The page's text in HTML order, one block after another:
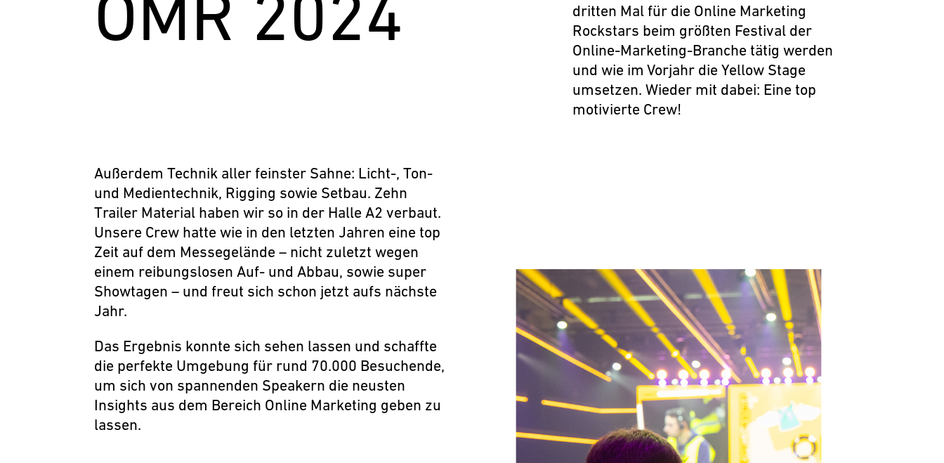
dritten Mal für die Online Marketing
Rockstars beim größten Festival der
Online-Marketing-Branche tätig werden
und wie im Vorjahr die Yellow Stage
umsetzen. Wieder mit dabei: Eine top
motivierte Crew!
Außerdem Technik aller feinster Sahne: Licht-, Ton-
und Medientechnik, Rigging sowie Setbau. Zehn
Trailer Material haben wir so in der Halle A2 verbaut.
Unsere Crew hatte wie in den letzten Jahren eine top
Zeit auf dem Messegelände – nicht zuletzt wegen
einem reibungslosen Auf- und Abbau, sowie super
Showtagen – und freut sich schon jetzt aufs nächste
Jahr.
Das Ergebnis konnte sich sehen lassen und schaffte
die perfekte Umgebung für rund 70.000 Besuchende,
um sich von spannenden Speakern die neusten
Insights aus dem Bereich Online Marketing geben zu
lassen.